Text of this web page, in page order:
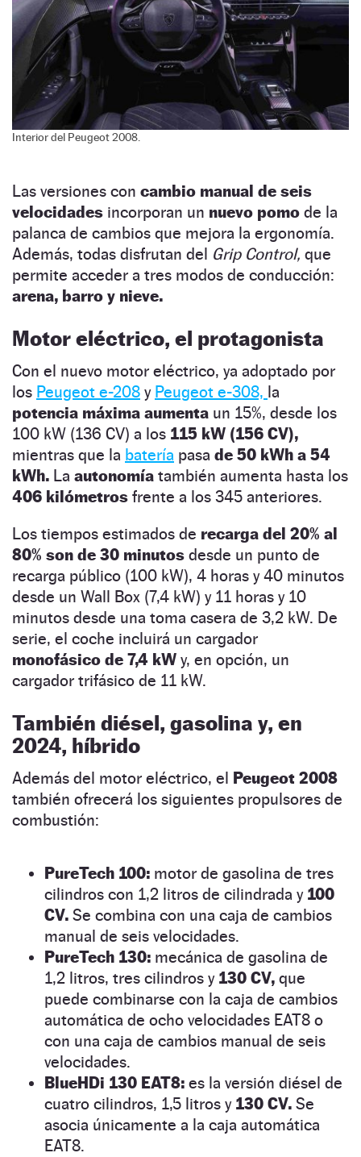
Interior del Peugeot 2008.
Las versiones con cambio manual de seis
velocidades incorporan un nuevo pomo de la
palanca de cambios que mejora la ergonomía.
Además, todas disfrutan del Grip Control, que
permite acceder a tres modos de conducción:
arena, barro y nieve.
Motor eléctrico, el protagonista
Con el nuevo motor eléctrico, ya adoptado por
los Peugeot e-208 y Peugeot e-308, la
potencia máxima aumenta un 15%, desde los
100 kW (136 CV) a los 115 kW (156 CV),
mientras que la batería pasa de 50 kWh a 54
kWh. La autonomía también aumenta hasta los
406 kilómetros frente a los 345 anteriores.
Los tiempos estimados de recarga del 20% al
80% son de 30 minutos desde un punto de
recarga público (100 kW), 4 horas y 40 minutos
desde un Wall Box (7,4 kW) y 11 horas y 10
minutos desde una toma casera de 3,2 kW. De
serie, el coche incluirá un cargador
monofásico de 7,4 kW y, en opción, un
cargador trifásico de 11 kW.
También diésel, gasolina y, en
2024, híbrido
Además del motor eléctrico, el Peugeot 2008
también ofrecerá los siguientes propulsores de
combustión:
PureTech 100: motor de gasolina de tres
cilindros con 1,2 litros de cilindrada y 100
CV. Se combina con una caja de cambios
manual de seis velocidades.
PureTech 130: mecánica de gasolina de
1,2 litros, tres cilindros y 130 CV, que
puede combinarse con la caja de cambios
automática de ocho velocidades EAT8 o
con una caja de cambios manual de seis
velocidades.
BlueHDi 130 EAT8: es la versión diésel de
cuatro cilindros, 1,5 litros y130 CV. Se
asocia únicamente a la caja automática
EAT8.